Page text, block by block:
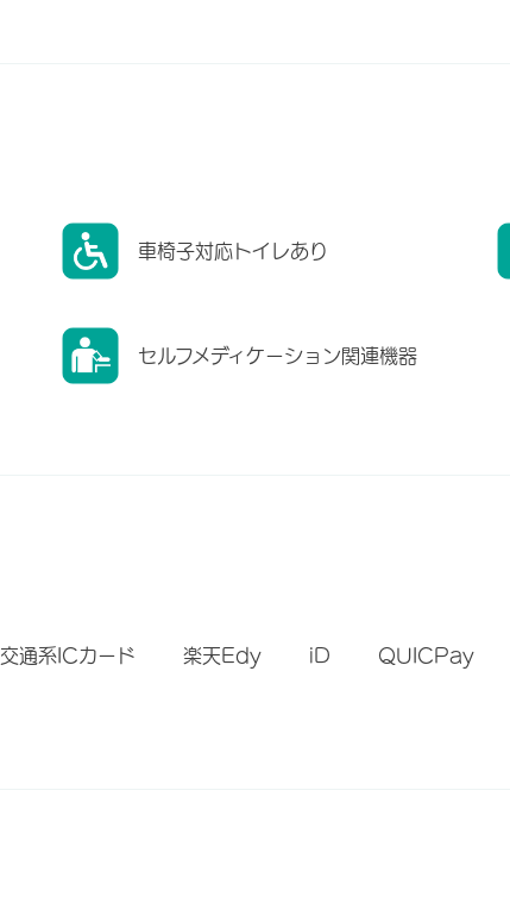
車椅子対応トイレあり
セルフメディケーション関連機器
交通系ICカード 楽天Edy iD QUICPay